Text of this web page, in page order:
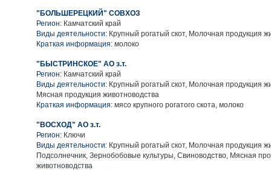
"БОЛЬШЕРЕЦКИЙ" СОВХОЗ
Регион: Камчатский край
Виды деятельности: Крупный рогатый скот, Молочная продукция
Краткая информация: молоко
"БЫСТРИНСКОЕ" АО з.т.
Регион: Камчатский край
Виды деятельности: Крупный рогатый скот, Молочная продукция
Мясная продукция животноводства
Краткая информация: мясо крупного рогатого скота, молоко
"ВОСХОД" АО з.т.
Регион: Ключи
Виды деятельности: Крупный рогатый скот, Молочная продукция
Подсолнечник, Зернобобовые культуры, Свиноводство, Мясная
животноводства